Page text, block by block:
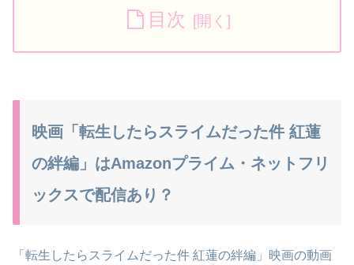
目次
映画「転生したらスライムだった件 紅蓮
の絆編」はAmazonプライム・ネットフリ
ックスで配信あり？
「転生したらスライムだった件 紅蓮の絆編」映画の動画